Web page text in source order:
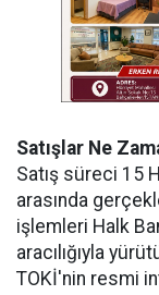
Satışlar Ne
Satış süreci 15
arasında
işlemleri Halk
aracılığıyla
TOKİ'nin resmi